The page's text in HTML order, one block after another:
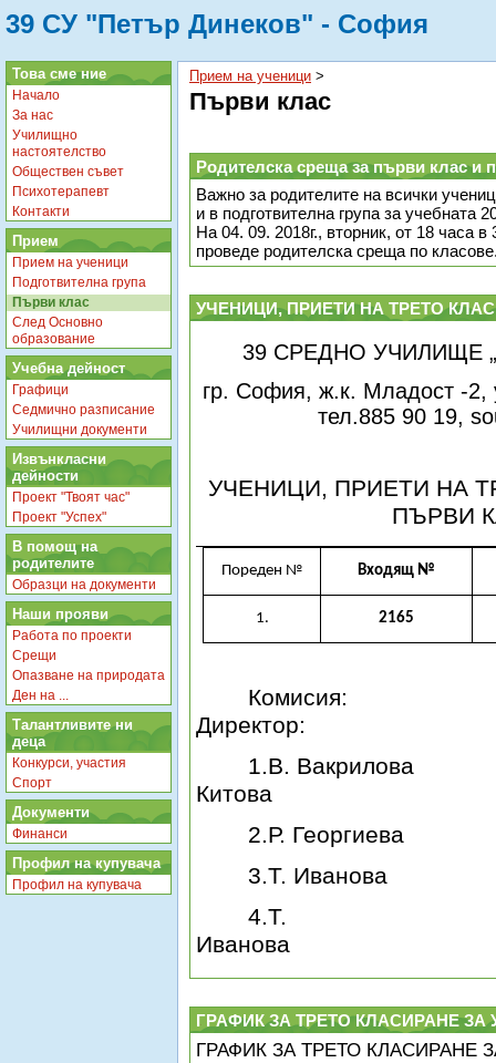
39 СУ "Петър Динеков" - София
Това сме ние
Начало
За нас
Училищно
настоятелство
Обществен съвет
Психотерапевт
Контакти
Прием
Прием на ученици
Подготвителна група
Първи клас
След Основно
образование
Учебна дейност
Графици
Седмично разписание
Училищни документи
Извънкласни
дейности
Проект "Твоят час"
Проект "Успех"
В помощ на
родителите
Образци на документи
Наши прояви
Работа по проекти
Срещи
Опазване на природата
Ден на ...
Талантливите ни
деца
Конкурси, участия
Спорт
Документи
Финанси
Профил на купувача
Профил на купувача
Прием на ученици ‎ > ‎
Първи клас
Родителска среща за първи клас и
Важно за родителите на всички
и в подготвителна група за учебната
На 04. 09. 2018г., вторник, от 18 часа
проведе родителска среща по
УЧЕНИЦИ, ПРИЕТИ НА ТРЕТО
39 СРЕДНО УЧИЛИЩЕ
гр. София, ж.к. Младост -2,
тел.885 90 19,
УЧЕНИЦИ, ПРИЕТИ НА
ПЪРВИ
Пореден № Входящ №
1. 2165
Комисия:
Директор:
1.В. Вакрилова
Китова
2.Р. Георгиева
3.Т. Иванова
4.Т.
Иванова
ГРАФИК ЗА ТРЕТО КЛАСИРАНЕ
ГРАФИК ЗА ТРЕТО КЛАСИРАНЕ